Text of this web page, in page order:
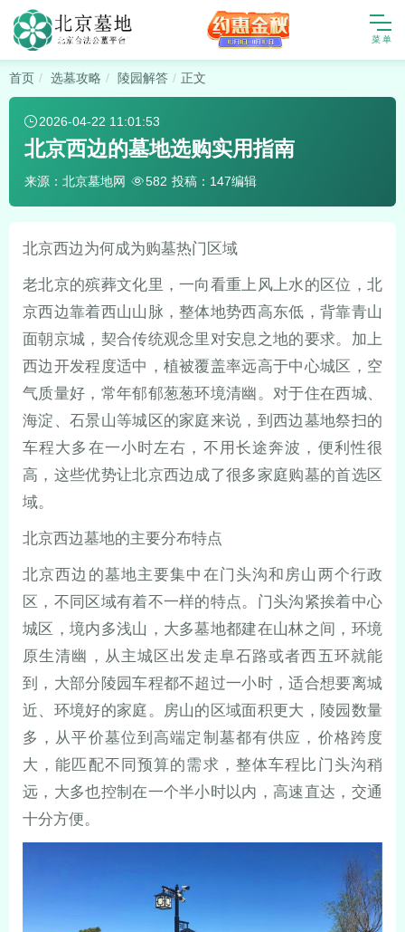
首页 选墓攻略 陵园解答 正文
2026-04-22 11:01:53
北京西边的墓地选购实用指南
来源：北京墓地网 582 投稿：147编辑
北京西边为何成为购墓热门区域
老北京的殡葬文化里，一向看重上风上水的区位，北
京西边靠着西山山脉，整体地势西高东低，背靠青山
面朝京城，契合传统观念里对安息之地的要求。加上
西边开发程度适中，植被覆盖率远高于中心城区，空
气质量好，常年郁郁葱葱环境清幽。对于住在西城、
海淀、石景山等城区的家庭来说，到西边墓地祭扫的
车程大多在一小时左右，不用长途奔波，便利性很
高，这些优势让北京西边成了很多家庭购墓的首选区
域。
北京西边墓地的主要分布特点
北京西边的墓地主要集中在门头沟和房山两个行政
区，不同区域有着不一样的特点。门头沟紧挨着中心
城区，境内多浅山，大多墓地都建在山林之间，环境
原生清幽，从主城区出发走阜石路或者西五环就能
到，大部分陵园车程都不超过一小时，适合想要离城
近、环境好的家庭。房山的区域面积更大，陵园数量
多，从平价墓位到高端定制墓都有供应，价格跨度
大，能匹配不同预算的需求，整体车程比门头沟稍
远，大多也控制在一个半小时以内，高速直达，交通
十分方便。